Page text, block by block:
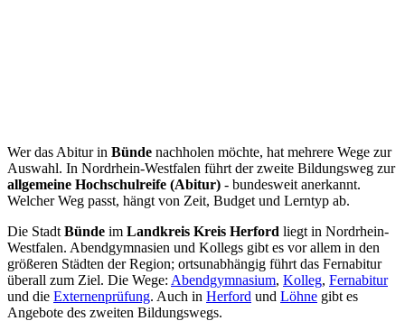
Wer das Abitur in Bünde nachholen möchte, hat mehrere Wege zur
Auswahl. In Nordrhein-Westfalen führt der zweite Bildungsweg zur
allgemeine Hochschulreife (Abitur) - bundesweit anerkannt.
Welcher Weg passt, hängt von Zeit, Budget und Lerntyp ab.
Die Stadt Bünde im Landkreis Kreis Herford liegt in Nordrhein-
Westfalen. Abendgymnasien und Kollegs gibt es vor allem in den
größeren Städten der Region; ortsunabhängig führt das Fernabitur
überall zum Ziel. Die Wege: Abendgymnasium, Kolleg, Fernabitur
und die Externenprüfung. Auch in Herford und Löhne gibt es
Angebote des zweiten Bildungswegs.